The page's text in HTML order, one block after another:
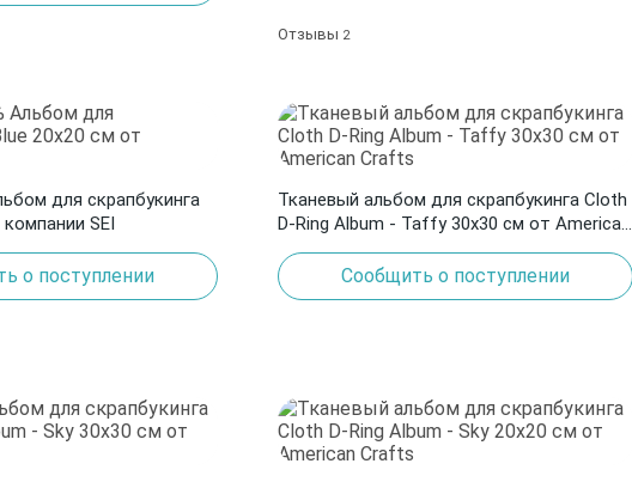
Отзывы 2
для скрапбукинга
SEI
о поступлении
Тканевый альбом для скрапбукинга Cloth
D-Ring Album - Taffy 30х30 см от American
Crafts
Сообщить о поступлении